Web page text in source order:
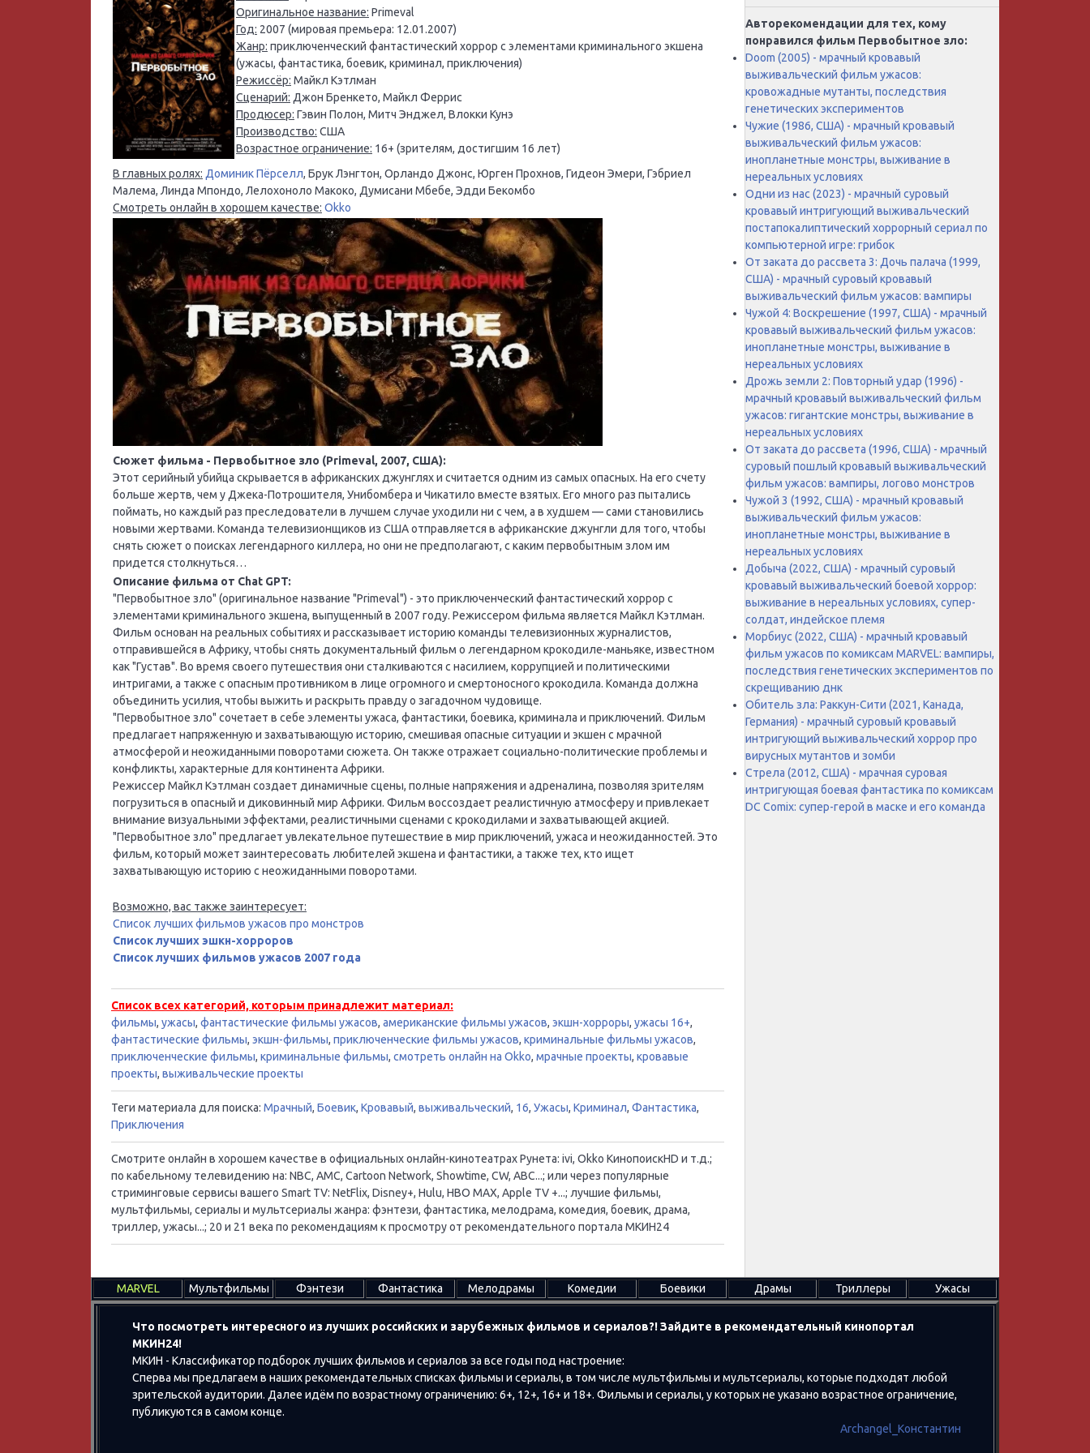
Оригинальное название: Primeval
Год: 2007 (мировая премьера: 12.01.2007)
Жанр: приключенческий фантастический хоррор с элементами криминального экшена
(ужасы, фантастика, боевик, криминал, приключения)
Режиссёр: Майкл Кэтлман
Сценарий: Джон Бренкето, Майкл Феррис
Продюсер: Гэвин Полон, Митч Энджел, Влокки Кунэ
Производство: США
Возрастное ограничение: 16+ (зрителям, достигшим 16 лет)
В главных ролях: Доминик Пёрселл, Брук Лэнгтон, Орландо Джонс, Юрген Прохнов, Гидеон Эмери, Гэбриел
Малема, Линда Мпондо, Лелохоноло Макоко, Думисани Мбебе, Эдди Бекомбо
Смотреть онлайн в хорошем качестве: Okko
Сюжет фильма - Первобытное зло (Primeval, 2007, США):
Этот серийный убийца скрывается в африканских джунглях и считается одним из самых опасных. На его счету
больше жертв, чем у Джека-Потрошителя, Унибомбера и Чикатило вместе взятых. Его много раз пытались
поймать, но каждый раз преследователи в лучшем случае уходили ни с чем, а в худшем — сами становились
новыми жертвами. Команда телевизионщиков из США отправляется в африканские джунгли для того, чтобы
снять сюжет о поисках легендарного киллера, но они не предполагают, с каким первобытным злом им
придется столкнуться…
Описание фильма от Chat GPT:
"Первобытное зло" (оригинальное название "Primeval") - это приключенческий фантастический хоррор с
элементами криминального экшена, выпущенный в 2007 году. Режиссером фильма является Майкл Кэтлман.
Фильм основан на реальных событиях и рассказывает историю команды телевизионных журналистов,
отправившейся в Африку, чтобы снять документальный фильм о легендарном крокодиле-маньяке, известном
как "Густав". Во время своего путешествия они сталкиваются с насилием, коррупцией и политическими
интригами, а также с опасным противником в лице огромного и смертоносного крокодила. Команда должна
объединить усилия, чтобы выжить и раскрыть правду о загадочном чудовище.
"Первобытное зло" сочетает в себе элементы ужаса, фантастики, боевика, криминала и приключений. Фильм
предлагает напряженную и захватывающую историю, смешивая опасные ситуации и экшен с мрачной
атмосферой и неожиданными поворотами сюжета. Он также отражает социально-политические проблемы и
конфликты, характерные для континента Африки.
Режиссер Майкл Кэтлман создает динамичные сцены, полные напряжения и адреналина, позволяя зрителям
погрузиться в опасный и диковинный мир Африки. Фильм воссоздает реалистичную атмосферу и привлекает
внимание визуальными эффектами, реалистичными сценами с крокодилами и захватывающей акцией.
"Первобытное зло" предлагает увлекательное путешествие в мир приключений, ужаса и неожиданностей. Это
фильм, который может заинтересовать любителей экшена и фантастики, а также тех, кто ищет
захватывающую историю с неожиданными поворотами.
Возможно, вас также заинтересует:
Список лучших фильмов ужасов про монстров
Список лучших эшкн-хорроров
Список лучших фильмов ужасов 2007 года
Список всех категорий, которым принадлежит материал:
фильмы, ужасы, фантастические фильмы ужасов, американские фильмы ужасов, экшн-хорроры, ужасы 16+,
фантастические фильмы, экшн-фильмы, приключенческие фильмы ужасов, криминальные фильмы ужасов,
приключенческие фильмы, криминальные фильмы, смотреть онлайн на Okko, мрачные проекты, кровавые
проекты, выживальческие проекты
Теги материала для поиска: Мрачный, Боевик, Кровавый, выживальческий, 16, Ужасы, Криминал, Фантастика,
Приключения
Смотрите онлайн в хорошем качестве в официальных онлайн-кинотеатрах Рунета: ivi, Okko КинопоискHD и т.д.;
по кабельному телевидению на: NBC, AMC, Cartoon Network, Showtime, CW, ABC...; или через популярные
стриминговые сервисы вашего Smart TV: NetFlix, Disney+, Hulu, HBO MAX, Apple TV +...; лучшие фильмы,
мультфильмы, сериалы и мультсериалы жанра: фэнтези, фантастика, мелодрама, комедия, боевик, драма,
триллер, ужасы...; 20 и 21 века по рекомендациям к просмотру от рекомендательного портала МКИН24
Авторекомендации для тех, кому
понравился фильм Первобытное зло:
Doom (2005) - мрачный кровавый
выживальческий фильм ужасов:
кровожадные мутанты, последствия
генетических экспериментов
Чужие (1986, США) - мрачный кровавый
выживальческий фильм ужасов:
инопланетные монстры, выживание в
нереальных условиях
Одни из нас (2023) - мрачный суровый
кровавый интригующий выживальческий
постапокалиптический хоррорный сериал по
компьютерной игре: грибок
От заката до рассвета 3: Дочь палача (1999,
США) - мрачный суровый кровавый
выживальческий фильм ужасов: вампиры
Чужой 4: Воскрешение (1997, США) - мрачный
кровавый выживальческий фильм ужасов:
инопланетные монстры, выживание в
нереальных условиях
Дрожь земли 2: Повторный удар (1996) -
мрачный кровавый выживальческий фильм
ужасов: гигантские монстры, выживание в
нереальных условиях
От заката до рассвета (1996, США) - мрачный
суровый пошлый кровавый выживальческий
фильм ужасов: вампиры, логово монстров
Чужой 3 (1992, США) - мрачный кровавый
выживальческий фильм ужасов:
инопланетные монстры, выживание в
нереальных условиях
Добыча (2022, США) - мрачный суровый
кровавый выживальческий боевой хоррор:
выживание в нереальных условиях, супер-
солдат, индейское племя
Морбиус (2022, США) - мрачный кровавый
фильм ужасов по комиксам MARVEL: вампиры,
последствия генетических экспериментов по
скрещиванию днк
Обитель зла: Раккун-Сити (2021, Канада,
Германия) - мрачный суровый кровавый
интригующий выживальческий хоррор про
вирусных мутантов и зомби
Стрела (2012, США) - мрачная суровая
интригующая боевая фантастика по комиксам
DC Comix: супер-герой в маске и его команда
MARVEL Мультфильмы Фэнтези Фантастика Мелодрамы Комедии Боевики Драмы Триллеры Ужасы
Что посмотреть интересного из лучших российских и зарубежных фильмов и сериалов?! Зайдите в рекомендательный кинопортал
МКИН24!
МКИН - Классификатор подборок лучших фильмов и сериалов за все годы под настроение:
Сперва мы предлагаем в наших рекомендательных списках фильмы и сериалы, в том числе мультфильмы и мультсериалы, которые подходят любой
зрительской аудитории. Далее идём по возрастному ограничению: 6+, 12+, 16+ и 18+. Фильмы и сериалы, у которых не указано возрастное ограничение,
публикуются в самом конце.
Archangel_Константин